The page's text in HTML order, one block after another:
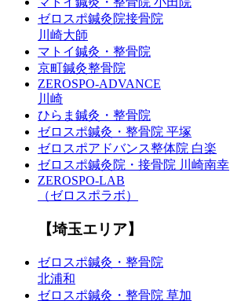
ゼロスポ鍼灸院接骨院
川崎大師
マトイ鍼灸・整骨院
京町鍼灸整骨院
ZEROSPO-ADVANCE
川崎
ひらま鍼灸・整骨院
ゼロスポ鍼灸・整骨院 平塚
ゼロスポアドバンス整体院 白楽
ゼロスポ鍼灸院・接骨院 川崎南幸
ZEROSPO-LAB
（ゼロスポラボ）
【埼玉エリア】
ゼロスポ鍼灸・整骨院
北浦和
ゼロスポ鍼灸・整骨院 草加